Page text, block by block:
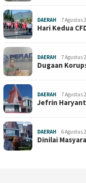
DAERAH 7 Agustus
Hari Kedua
DAERAH 7 Agustus
Dugaan
DAERAH 7 Agustus
Jefrin
DAERAH 6 Agustus
Dinilai